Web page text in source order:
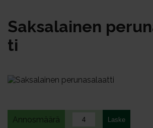
Sak­sa­lai­nen
ti
Annosmäärä